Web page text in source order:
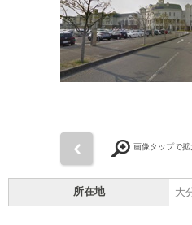
画像タップで拡
所在地 大